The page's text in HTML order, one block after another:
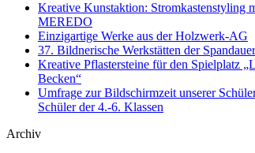
Kreative Kunstaktion: Stromkastenstyling
MEREDO
Einzigartige Werke aus der Holzwerk-AG
37. Bildnerische Werkstätten der
Kreative Pflastersteine für den Spielplatz
Becken“
Umfrage zur Bildschirmzeit unserer
Schüler der 4.-6. Klassen
Archiv